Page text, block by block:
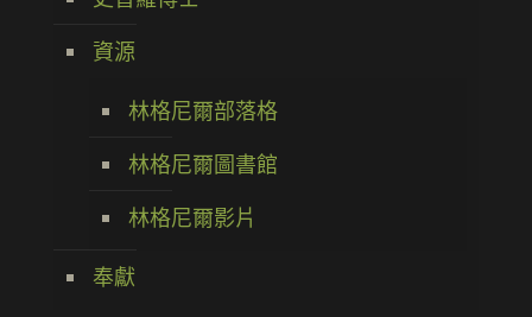
資源
林格尼爾部落格
林格尼爾圖書館
林格尼爾影片
奉獻